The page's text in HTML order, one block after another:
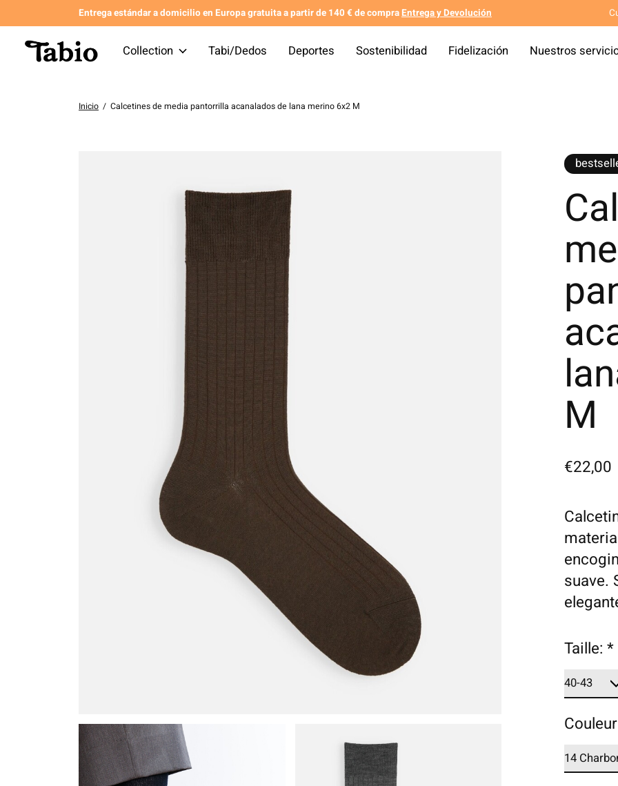
Entrega estándar a domicilio en Europa gratuita a partir de 140 € de compraEntrega y Devolución
Collection Tabi/Dedos Deportes Sostenibilidad Fidelización Nuestros
Inicio / Calcetines de media pantorrilla acanalados de lana merino 6x2 M
M
€22,00
suave.
Taille:*